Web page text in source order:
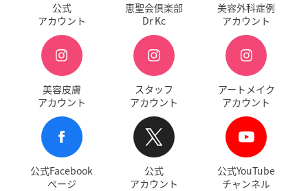
公式
アカウント
恵聖会倶楽部
Dr Kc
美容外科症例
アカウント
美容皮膚
アカウント
スタッフ
アカウント
アートメイク
アカウント
公式Facebook
ページ
公式
アカウント
公式YouTube
チャンネル